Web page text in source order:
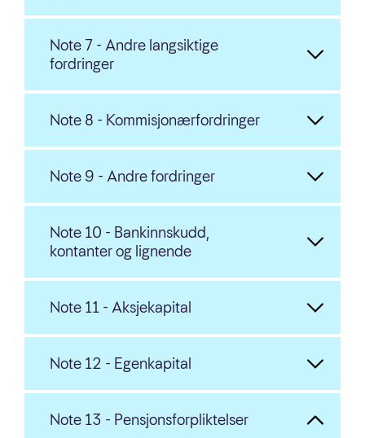
Note 7 - Andre langsiktige
fordringer
Note 8 - Kommisjonærfordringer
Note 9 - Andre fordringer
Note 10 - Bankinnskudd,
kontanter og lignende
Note 11 - Aksjekapital
Note 12 - Egenkapital
Note 13 - Pensjonsforpliktelser